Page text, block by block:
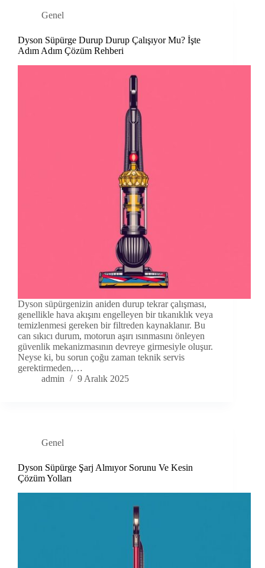
Genel
Dyson Süpürge Durup Durup Çalışıyor Mu? İşte
Adım Adım Çözüm Rehberi
Dyson süpürgenizin aniden durup tekrar çalışması,
genellikle hava akışını engelleyen bir tıkanıklık veya
temizlenmesi gereken bir filtreden kaynaklanır. Bu
can sıkıcı durum, motorun aşırı ısınmasını önleyen
güvenlik mekanizmasının devreye girmesiyle oluşur.
Neyse ki, bu sorun çoğu zaman teknik servis
gerektirmeden,…
admin
9 Aralık 2025
Genel
Dyson Süpürge Şarj Almıyor Sorunu Ve Kesin
Çözüm Yolları